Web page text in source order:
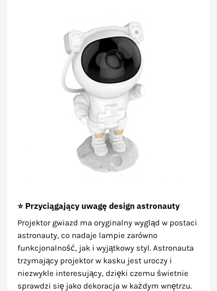
⭐ Przyciągający uwagę design astronauty
Projektor gwiazd ma oryginalny wygląd w postaci
astronauty, co nadaje lampie zarówno
funkcjonalność, jak i wyjątkowy styl. Astronauta
trzymający projektor w kasku jest uroczy i
niezwykle interesujący, dzięki czemu świetnie
sprawdzi się jako dekoracja w każdym wnętrzu.